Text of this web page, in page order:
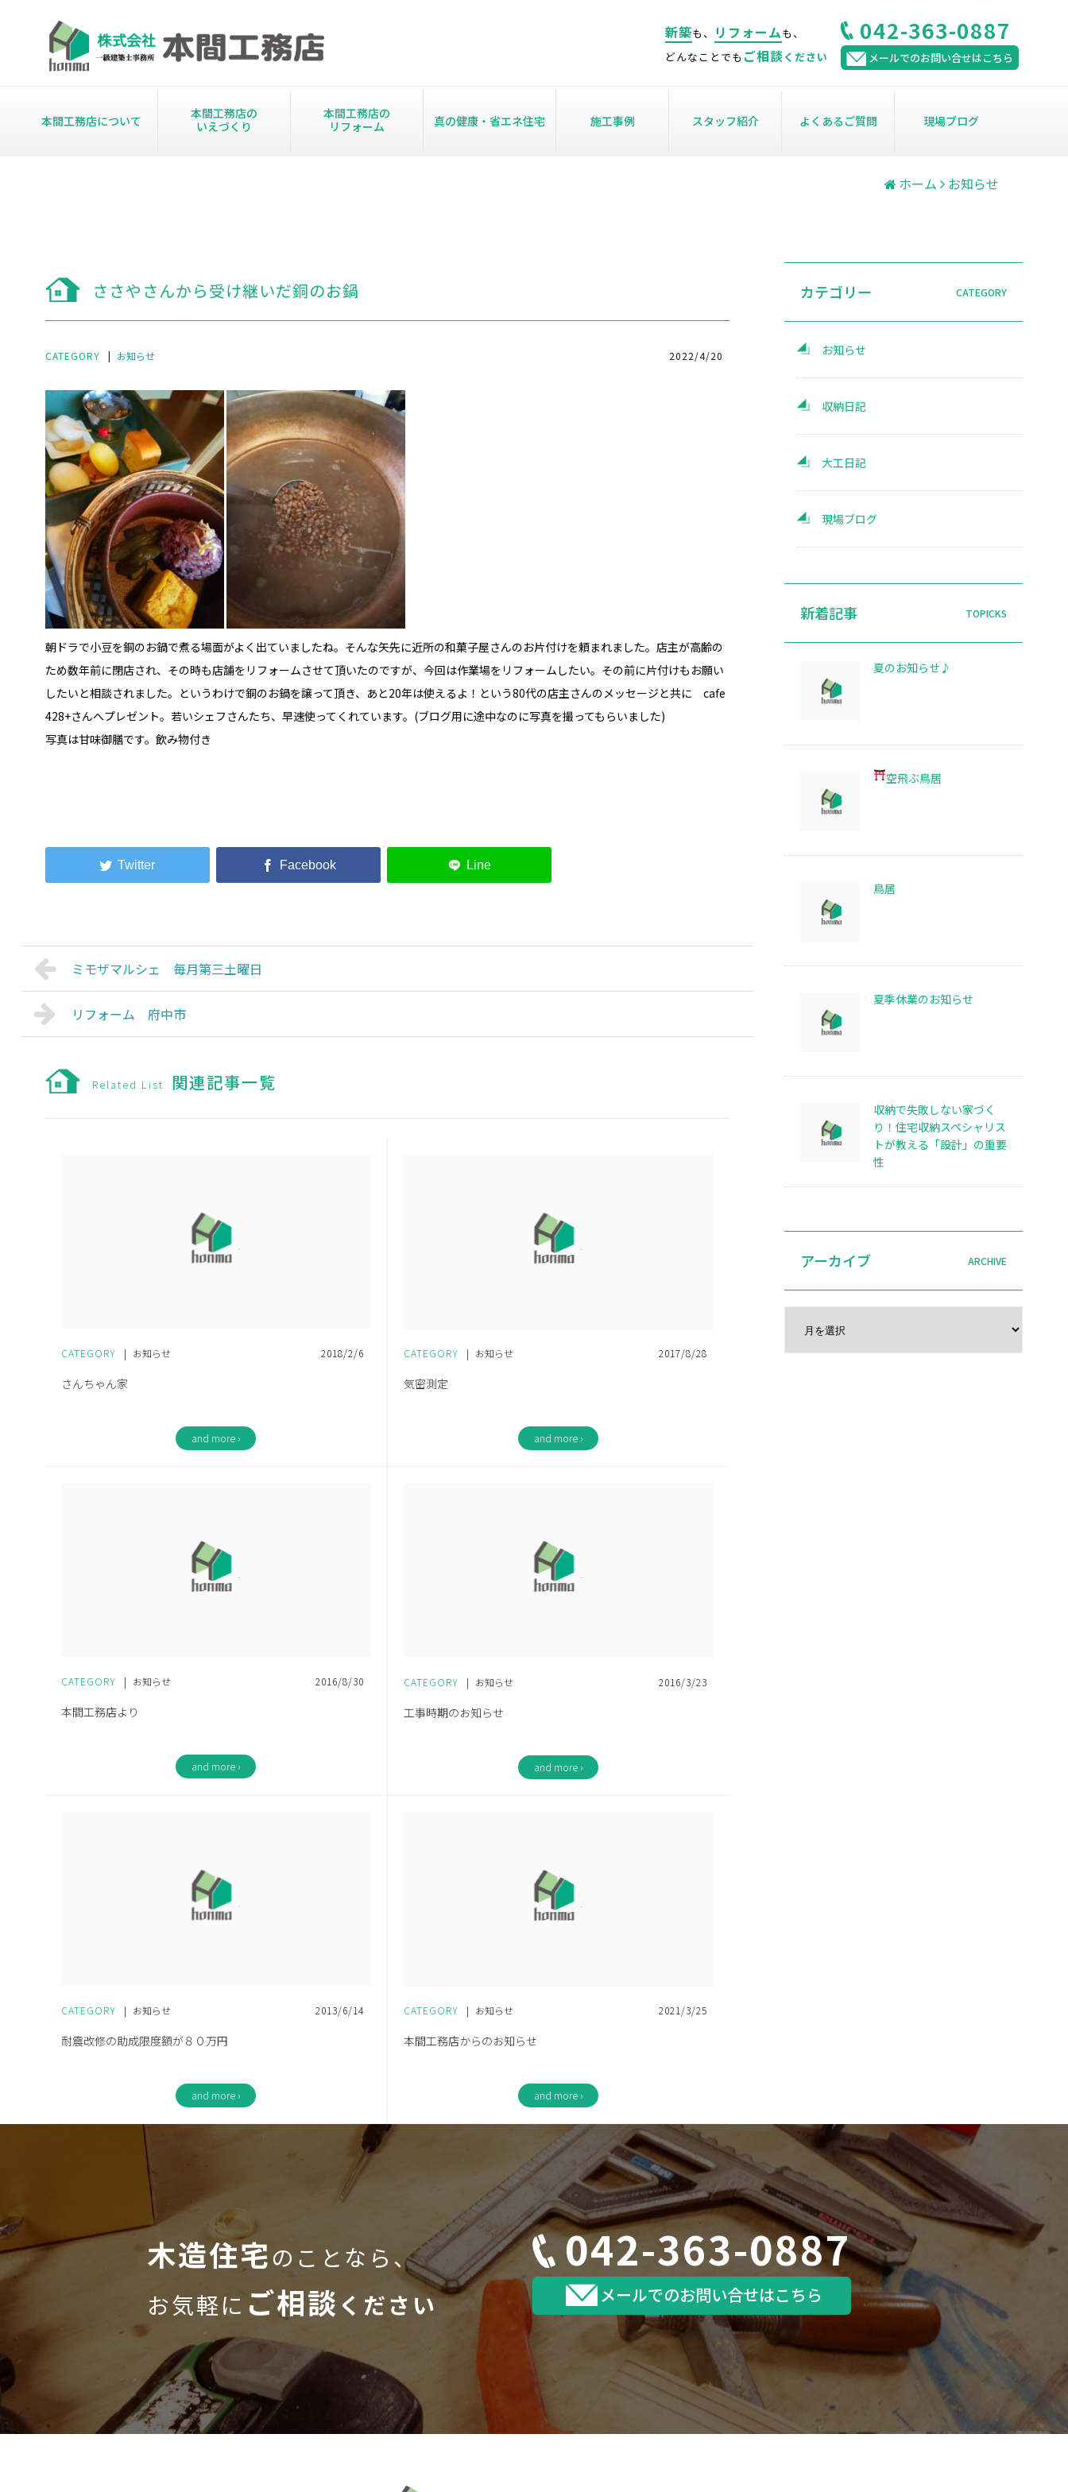
新築も、 リフォームも、
どんなことでも ご相談ください
042-363-0887
メールでのお問い合せはこちら
本間工務店について
本間工務店の
いえづくり
本間工務店の
リフォーム
真の健康・省エネ住宅 施工事例 スタッフ紹介 よくあるご質問 現場ブログ
ホーム お知らせ
ささやさんから受け継いだ銅のお鍋
2022/4/20
CATEGORY | お知らせ
朝ドラで小豆を銅のお鍋で煮る場面がよく出ていましたね。そんな矢先に近所の和菓子屋さんのお片付けを頼まれました。店主が高齢の
ため数年前に閉店され、その時も店舗をリフォームさせて頂いたのですが、今回は作業場をリフォームしたい。その前に片付けもお願い
したいと相談されました。というわけで銅のお鍋を譲って頂き、あと20年は使えるよ！という80代の店主さんのメッセージと共に cafe
428+さんへプレゼント。若いシェフさんたち、早速使ってくれています。(ブログ用に途中なのに写真を撮ってもらいました)
写真は甘味御膳です。飲み物付き
ミモザマルシェ 毎月第三土曜日
リフォーム 府中市
関連記事一覧
CATEGORY | お知らせ 2018/2/6
さんちゃん家
and more ›
CATEGORY | お知らせ 2017/8/28
気密測定
and more ›
CATEGORY | お知らせ 2016/8/30
本間工務店より
and more ›
CATEGORY | お知らせ 2016/3/23
工事時期のお知らせ
and more ›
CATEGORY | お知らせ 2013/6/14
耐震改修の助成限度額が８０万円
and more ›
CATEGORY | お知らせ 2021/3/25
本間工務店からのお知らせ
and more ›
カテゴリー
お知らせ
収納日記
大工日記
現場ブログ
新着記事
夏のお知らせ♪
空飛ぶ鳥居
鳥居
夏季休業のお知らせ
収納で失敗しない家づく
り！住宅収納スペシャリス
トが教える「設計」の重要
性
アーカイブ
木造住宅のことなら、
お気軽に ご相談 ください
042-363-0887
メールでのお問い合せはこちら